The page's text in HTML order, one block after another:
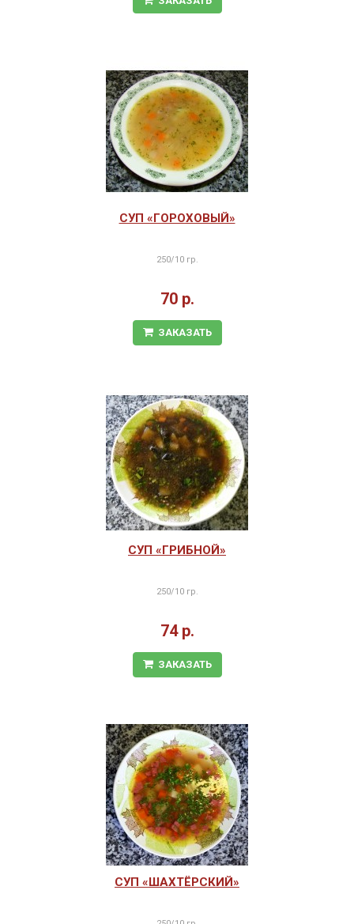
СУП «ГОРОХОВЫЙ»
250/10 гр.
70 р.
ЗАКАЗАТЬ
СУП «ГРИБНОЙ»
250/10 гр.
74 р.
ЗАКАЗАТЬ
СУП «ШАХТЁРСКИЙ»